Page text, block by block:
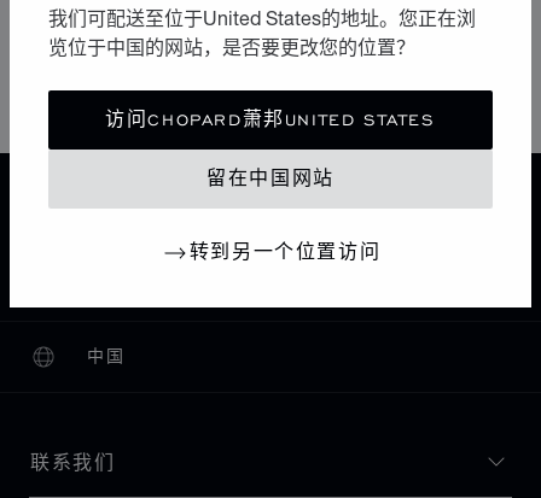
我们可配送至位于United States的地址。您正在浏
览位于中国的网站，是否要更改您的位置？
访问CHOPARD萧邦UNITED STATES
留在中国网站
转到另一个位置访问
星期六 10:00 AM - 10:00 PM
所有店铺
中国
本地化（更改国家/地区）
更改国家/地区
联系我们